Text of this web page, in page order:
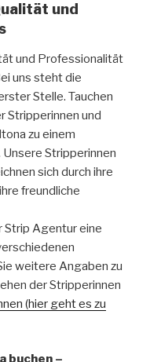
und
und Professionalität
uns steht die
Stelle. Tauchen
Stripperinnen und
zu einem
Stripperinnen
sich durch ihre
freundliche
Strip Agentur eine
weitere Angaben zu
der Stripperinnen
(hier geht es zu
buchen –